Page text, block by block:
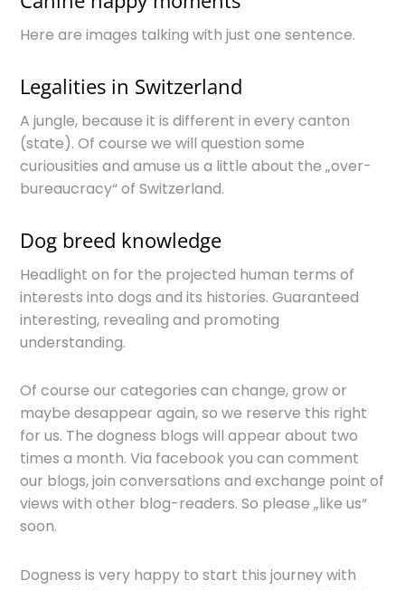
Here are images talking with just one sentence.
Legalities in Switzerland
A jungle, because it is different in every canton
(state). Of course we will question some
curiousities and amuse us a little about the „over-
bureaucracy“ of Switzerland.
Dog breed knowledge
Headlight on for the projected human terms of
interests into dogs and its histories. Guaranteed
interesting, revealing and promoting
understanding.
Of course our categories can change, grow or
maybe desappear again, so we reserve this right
for us. The dogness blogs will appear about two
times a month. Via facebook you can comment
our blogs, join conversations and exchange point of
views with other blog-readers. So please „like us“
soon.
Dogness is very happy to start this journey with